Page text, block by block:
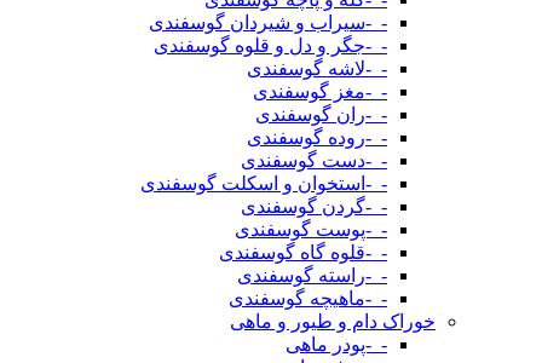
-_-سیراب و شیردان گوسفندی
-_-جگر و دل و قلوه گوسفندی
-_-لاشه گوسفندی
-_-مغز گوسفندی
-_-ران گوسفندی
-_-روده گوسفندی
-_-دست گوسفندی
-_-استخوان و اسکلت گوسفندی
-_-گردن گوسفندی
-_-پوست گوسفندی
-_-قلوه گاه گوسفندی
-_-راسته گوسفندی
-_-ماهیچه گوسفندی
خوراک دام و طیور و ماهی
-_-پودر ماهی